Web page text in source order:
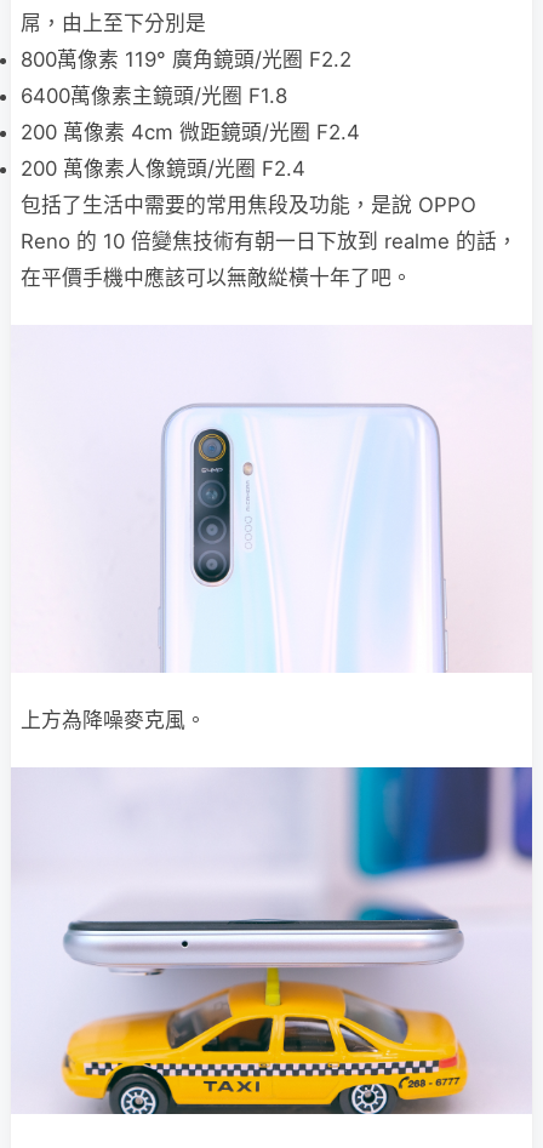
屌，由上至下分別是
800萬像素 119° 廣角鏡頭/光圈 F2.2
6400萬像素主鏡頭/光圈 F1.8
200 萬像素 4cm 微距鏡頭/光圈 F2.4
200 萬像素人像鏡頭/光圈 F2.4
包括了生活中需要的常用焦段及功能，是說 OPPO
Reno 的 10 倍變焦技術有朝一日下放到 realme 的話，
在平價手機中應該可以無敵緃橫十年了吧。
上方為降噪麥克風。